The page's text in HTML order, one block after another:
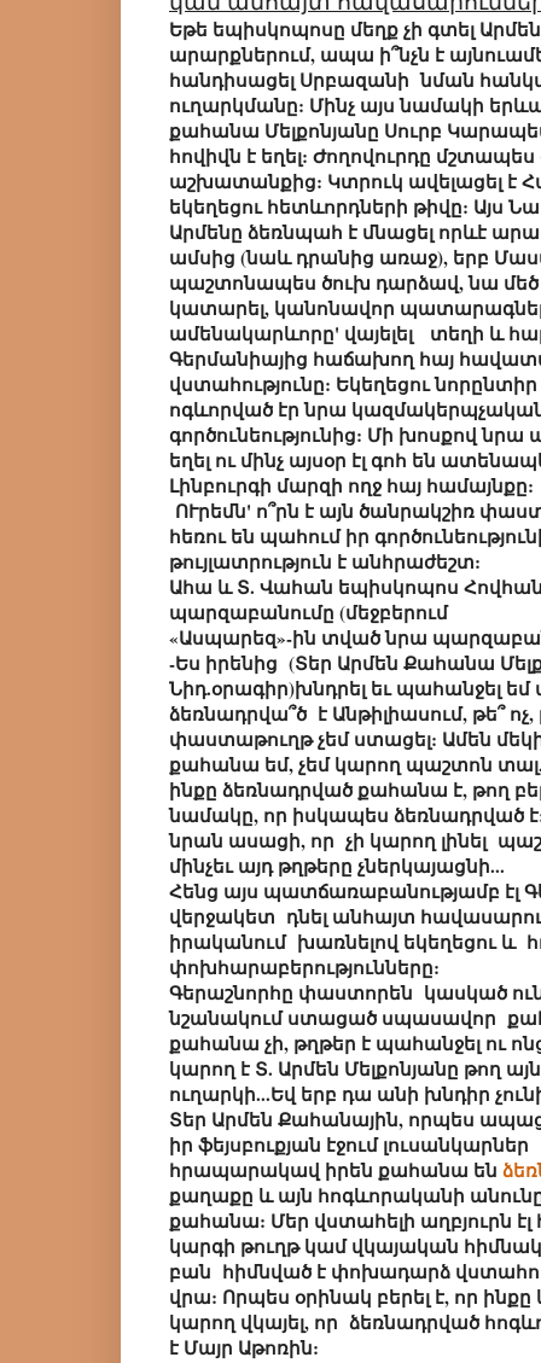
Եթե եպիսկոպոսը մեղք չի գտել
արարքներում, ապա ի՞նչն է
հանդիսացել Սրբազանի նման
ուղարկմանը: Մինչ այս նամակի
քահանա Մելքոնյանը Սուրբ
հովիվն է եղել: Ժողովուրդը մշտապես
աշխատանքից: Կտրուկ ավելացել է
եկեղեցու հետևորդների թիվը: Այս
Արմենը ձեռնպահ է մնացել որևէ
ամսից (նաև դրանից առաջ), երբ
պաշտոնապես ծուխ դարձավ, նա
կատարել, կանոնավոր պատարագներ
ամենակարևորը' վայելել տեղի և
Գերմանիայից հաճախող հայ
վստահությունը: Եկեղեցու
ոգևորված էր նրա
գործունեությունից: Մի խոսքով
եղել ու մինչ այսօր էլ գոհ են
Լինբուրգի մարզի ողջ հայ համայնքը:
ՈՒրեմն' ո՞րն է այն ծանրակշիռ
հեռու են պահում իր
թույլատրություն է անհրաժեշտ:
Ահա և Տ. Վահան եպիսկոպոս
պարզաբանումը (մեջբերում
«Ասպարեզ»-ին տված նրա
-Ես իրենից (Տեր Արմեն Քահանա
Նիդ.օրագիր)խնդրել եւ պահանջել
ձեռնադրվա՞ծ է Անթիլիասում, թե՞ ոչ,
փաստաթուղթ չեմ ստացել: Ամեն
քահանա եմ, չեմ կարող պաշտոն
ինքը ձեռնադրված քահանա է, թող
նամակը, որ իսկապես ձեռնադրված
նրան ասացի, որ չի կարող լինել
մինչեւ այդ թղթերը չներկայացնի...
Հենց այս պատճառաբանությամբ էլ
վերջակետ դնել անհայտ
իրականում խառնելով եկեղեցու և
փոխհարաբերությունները:
Գերաշնորհը փաստորեն կասկած
նշանակում ստացած սպասավոր
քահանա չի, թղթեր է պահանջել ու
կարող է Տ. Արմեն Մելքոնյանը թող
ուղարկի...Եվ երբ դա անի խնդիր
Տեր Արմեն Քահանային, որպես
իր ֆեյսբուքյան էջում
հրապարակավ իրեն քահանա են
քաղաքը և այն հոգևորականի
քահանա: Մեր վստահելի աղբյուրն
կարգի թուղթ կամ վկայական
բան հիմնված է փոխադարձ
վրա: Որպես օրինակ բերել է, որ
կարող վկայել, որ ձեռնադրված
է Մայր Աթոռին: